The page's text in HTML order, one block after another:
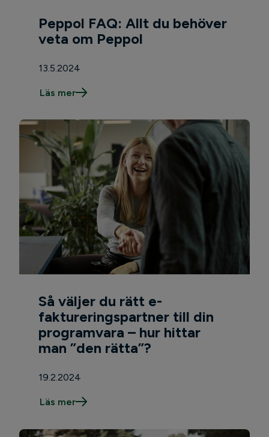
Peppol FAQ: Allt du behöver
veta om Peppol
13.5.2024
Läs mer
Så väljer du rätt e-
faktureringspartner till din
programvara – hur hittar
man ”den rätta”?
19.2.2024
Läs mer